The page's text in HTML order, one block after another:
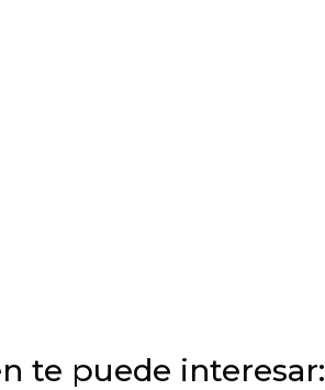
te puede interesar: